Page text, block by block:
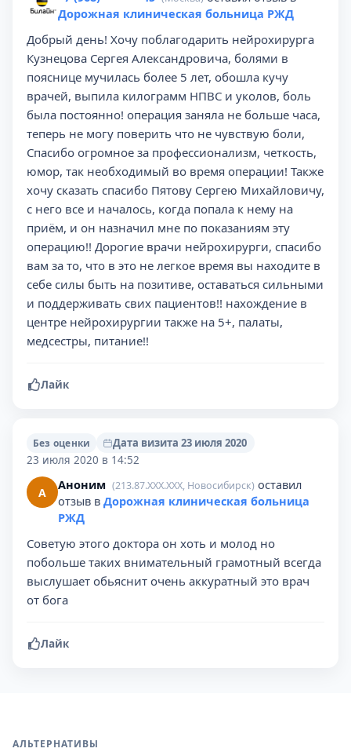
Дорожная клиническая больница РЖД
Добрый день! Хочу поблагодарить нейрохирурга
Кузнецова Сергея Александровича, болями в
пояснице мучилась более 5 лет, обошла кучу
врачей, выпила килограмм НПВС и уколов, боль
была постоянно! операция заняла не больше часа,
теперь не могу поверить что не чувствую боли,
Спасибо огромное за профессионализм, четкость,
юмор, так необходимый во время операции! Также
хочу сказать спасибо Пятову Сергею Михайловичу,
с него все и началось, когда попала к нему на
приём, и он назначил мне по показаниям эту
операцию!! Дорогие врачи нейрохирурги, спасибо
вам за то, что в это не легкое время вы находите в
себе силы быть на позитиве, оставаться сильными
и поддерживать свих пациентов!! нахождение в
центре нейрохирургии также на 5+, палаты,
медсестры, питание!!
Лайк
Без оценки
Дата визита 23 июля 2020
23 июля 2020 в 14:52
А Аноним (213.87.XXX.XXX, Новосибирск) оставил
отзыв в Дорожная клиническая больница
РЖД
Советую этого доктора он хоть и молод но
побольше таких внимательный грамотный всегда
выслушает обьяснит очень аккуратный это врач
от бога
Лайк
АЛЬТЕРНАТИВЫ